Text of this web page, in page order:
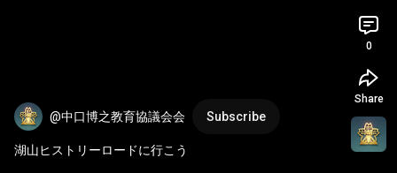
@中口博之教育協議会会 Subscribe
湖山ヒストリーロードに行こう
0
Share